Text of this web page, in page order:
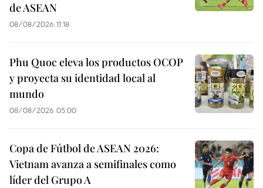
de ASEAN
08/08/2026 11:18
Phu Quoc eleva los productos OCOP
y proyecta su identidad local al
mundo
08/08/2026 05:00
Copa de Fútbol de ASEAN 2026:
Vietnam avanza a semifinales como
líder del Grupo A